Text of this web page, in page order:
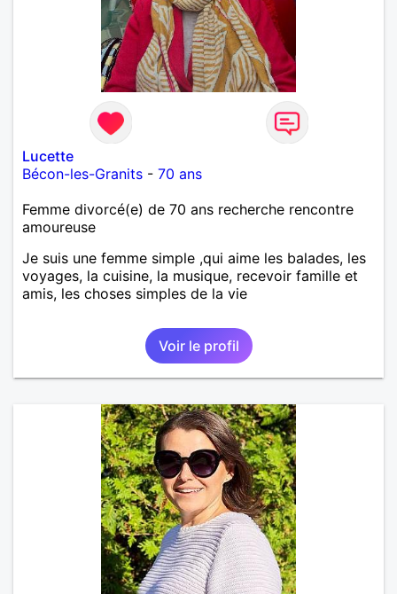
Lucette
Bécon-les-Granits - 70 ans
Femme divorcé(e) de 70 ans recherche rencontre
amoureuse
Je suis une femme simple ,qui aime les balades, les
voyages, la cuisine, la musique, recevoir famille et
amis, les choses simples de la vie
Voir le profil